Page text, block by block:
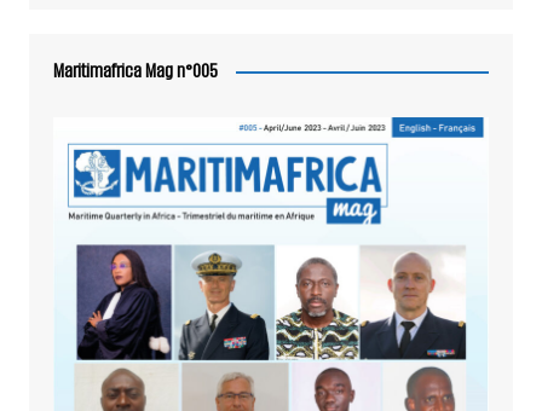
Maritimafrica Mag n°005